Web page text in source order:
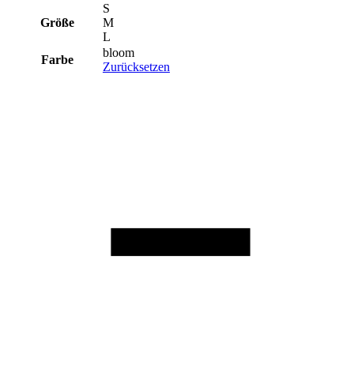
Größe
S
M
L
Farbe
bloom
Zurücksetzen